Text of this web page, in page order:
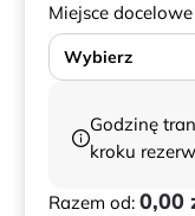
Miejsce docelowe
Wybierz
Godzinę
kroku
Razem od: 0,00